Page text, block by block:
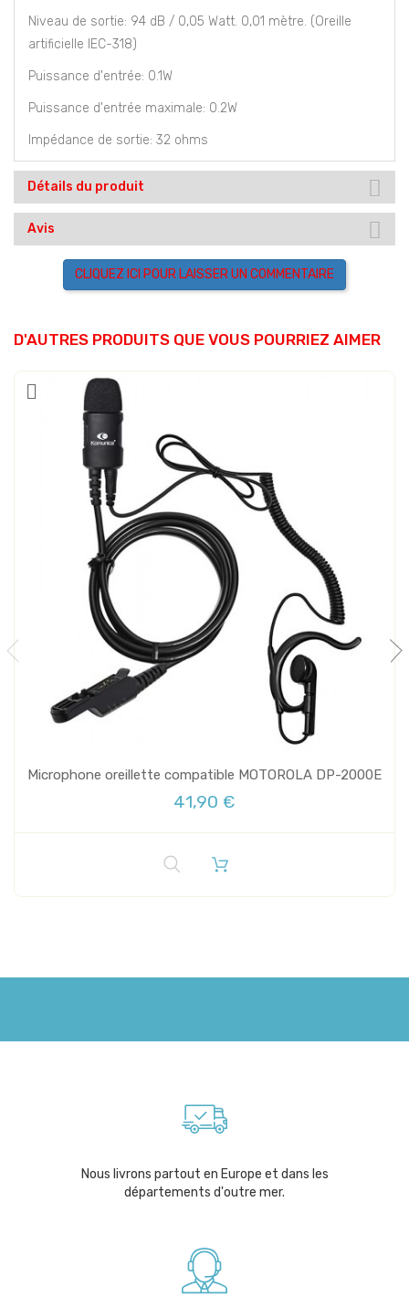
Niveau de sortie: 94 dB / 0,05 Watt. 0,01 mètre. (Oreille
artificielle IEC-318)
Puissance d'entrée: 0.1W
Puissance d'entrée maximale: 0.2W
Impédance de sortie: 32 ohms
Détails du produit
Avis
CLIQUEZ ICI POUR LAISSER UN COMMENTAIRE
D'AUTRES PRODUITS QUE VOUS POURRIEZ AIMER
Microphone oreillette compatible MOTOROLA DP-2000E
41,90 €
Nous livrons partout en Europe et dans les
départements d'outre mer.